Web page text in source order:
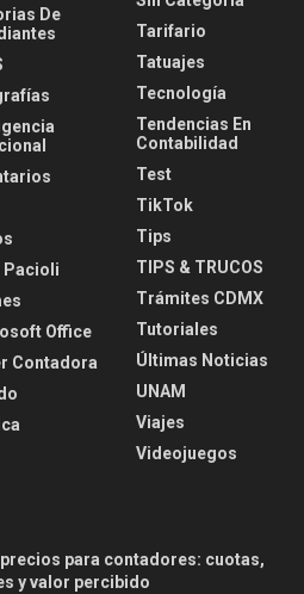
De
Pacioli
Office
Contadora
Tarifario
Tatuajes
Tecnología
Tendencias En
Contabilidad
Test
TikTok
Tips
TIPS & TRUCOS
Trámites CDMX
Tutoriales
Últimas Noticias
UNAM
Viajes
Videojuegos
para contadores: cuotas,
y valor percibido